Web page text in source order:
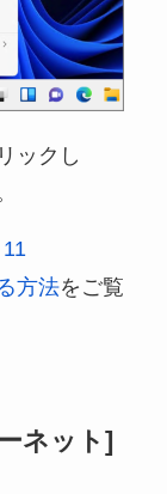
ックし
方法をご覧
ネット]